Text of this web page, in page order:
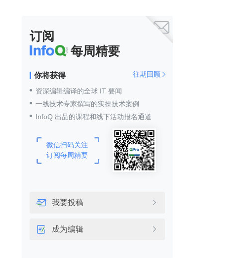

订阅
每周精要
你将获得 往期回顾 
资深编辑编译的全球 IT 要闻
一线技术专家撰写的实操技术案例
InfoQ 出品的课程和线下活动报名通道
微信扫码关注
订阅每周精要
我要投稿 
成为编辑 